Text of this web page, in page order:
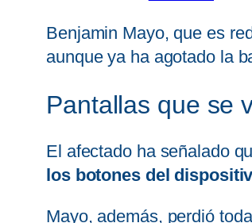
Benjamin Mayo, que es
aunque ya ha agotado la
Pantallas que se
El afectado ha señalado
los botones del
Mayo, además, perdió